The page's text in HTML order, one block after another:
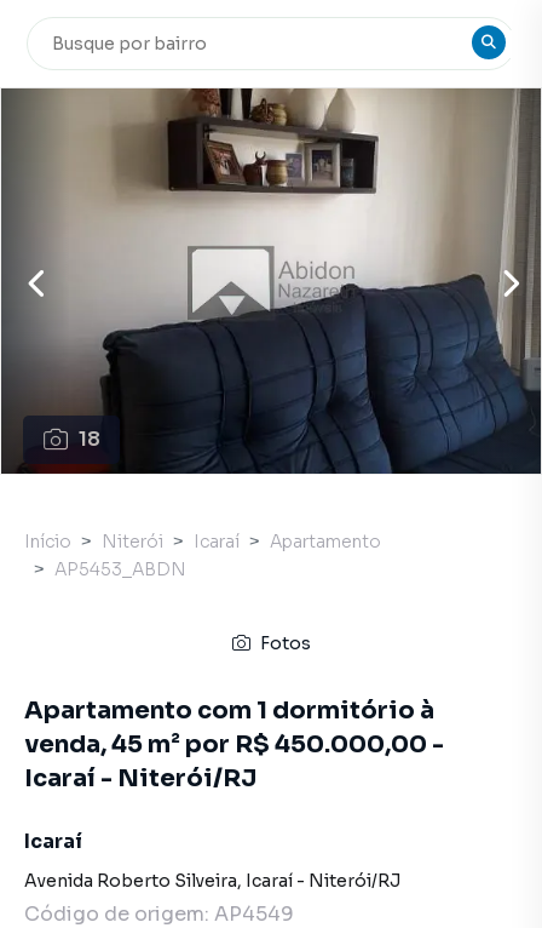
18
Início Niterói Icaraí
Apartamento
AP5453_ABDN
Fotos
Apartamento com 1 dormitório à
venda, 45 m² por R$ 450.000,00 -
Icaraí - Niterói/RJ
Icaraí
Avenida Roberto Silveira, Icaraí - Niterói/RJ
Código de origem: AP4549